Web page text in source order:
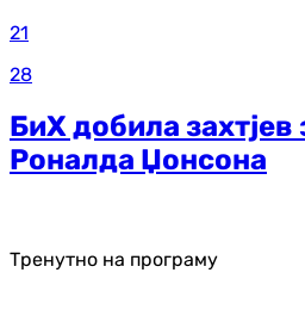
21
28
БиХ добила захтјев
Роналда Џонсона
Тренутно на програму